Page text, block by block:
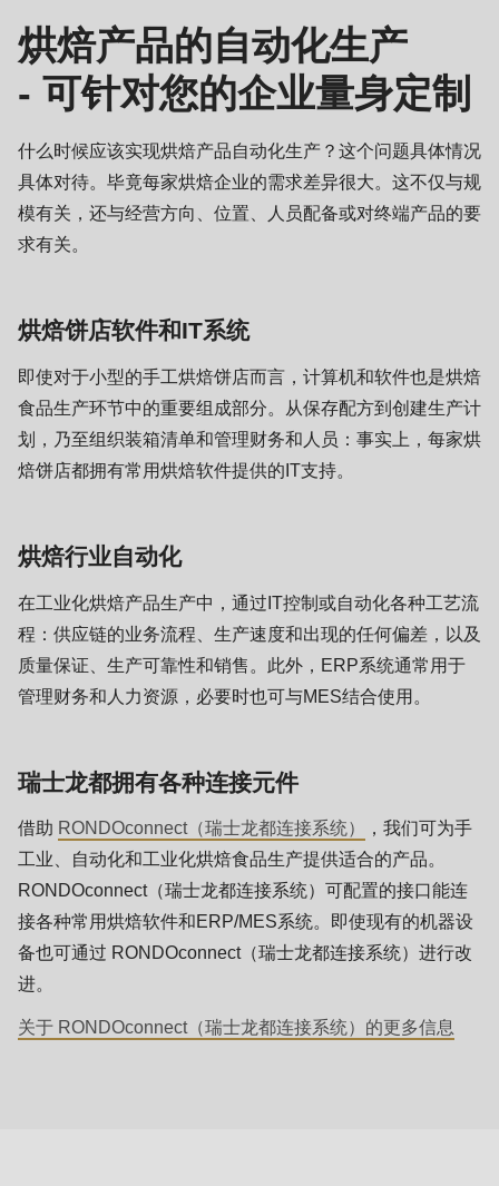
Deprecated
function
Passing
null
to
parameter
($string)
of
type
string
is
deprecated
>Drupal\rondo_contact\
{closure}
()
(line
597
烘焙产品的自动化生产
- 可针对您的企业量身定制
什么时候应该实现烘焙产品自动化生产？这个问题具体情况
具体对待。毕竟每家烘焙企业的需求差异很大。这不仅与规
模有关，还与经营方向、位置、人员配备或对终端产品的要
求有关。
烘焙饼店软件和IT系统
即使对于小型的手工烘焙饼店而言，计算机和软件也是烘焙
食品生产环节中的重要组成部分。从保存配方到创建生产计
划，乃至组织装箱清单和管理财务和人员：事实上，每家烘
焙饼店都拥有常用烘焙软件提供的IT支持。
烘焙行业自动化
在工业化烘焙产品生产中，通过IT控制或自动化各种工艺流
程：供应链的业务流程、生产速度和出现的任何偏差，以及
质量保证、生产可靠性和销售。此外，ERP系统通常用于
管理财务和人力资源，必要时也可与MES结合使用。
瑞士龙都拥有各种连接元件
借助 RONDOconnect（瑞士龙都连接系统）
，我们可为手
工业、自动化和工业化烘焙食品生产提供适合的产品。
RONDOconnect（瑞士龙都连接系统）可配置的接口能连
接各种常用烘焙软件和ERP/MES系统。即使现有的机器设
备也可通过 RONDOconnect（瑞士龙都连接系统）进行改
进。
关于 RONDOconnect（瑞士龙都连接系统）的更多信息